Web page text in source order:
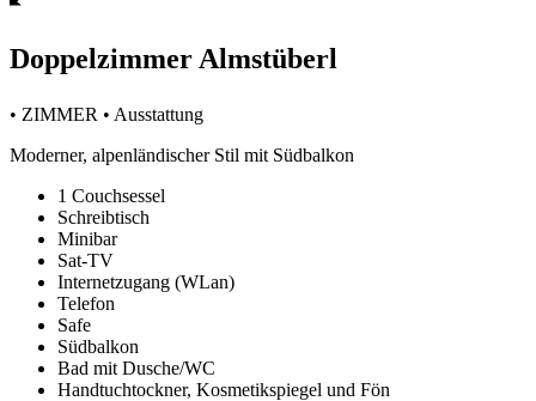
Doppelzimmer Almstüberl
• ZIMMER • Ausstattung
Moderner, alpenländischer Stil mit Südbalkon
1 Couchsessel
Schreibtisch
Minibar
Sat-TV
Internetzugang (WLan)
Telefon
Safe
Südbalkon
Bad mit Dusche/WC
Handtuchtockner, Kosmetikspiegel und Fön